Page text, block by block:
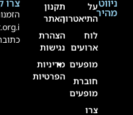
ניווט
מהירעל
התיאטרון
ארועים
מופעים
חוברת
מופעים
תקנון
האתר
הצהרת
נגישות
מדיניות
הפרטיות
צרו קשר
הזמנות:
כתובת הנשיא 80